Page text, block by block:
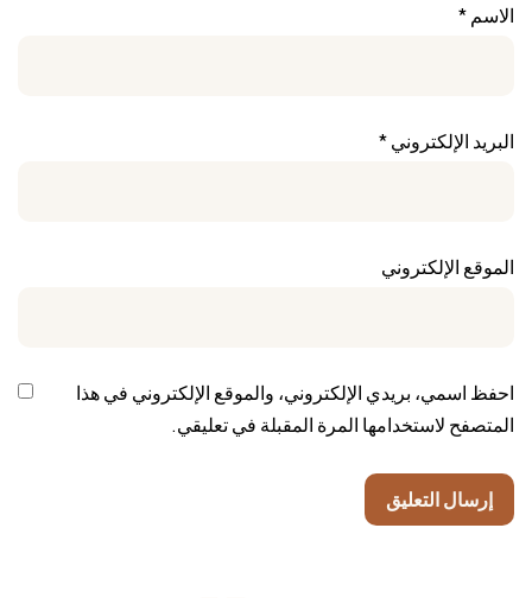
الاسم *
البريد الإلكتروني*
الموقع الإلكتروني
احفظ اسمي، بريدي الإلكتروني، والموقع الإلكتروني في هذا
المتصفح لاستخدامها المرة المقبلة في تعليقي.